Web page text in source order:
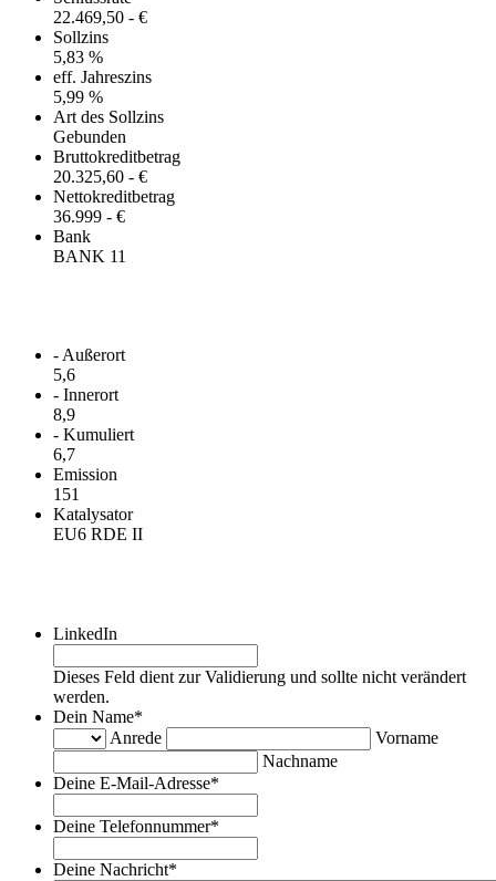
22.469,50 - €
Sollzins
5,83 %
eff. Jahreszins
5,99 %
Art des Sollzins
Gebunden
Bruttokreditbetrag
20.325,60 - €
Nettokreditbetrag
36.999 - €
Bank
BANK 11
- Außerort
5,6
- Innerort
8,9
- Kumuliert
6,7
Emission
151
Katalysator
EU6 RDE II
LinkedIn
Dieses Feld dient zur Validierung und sollte nicht verändert
werden.
Dein Name*
Anrede
Vorname
Nachname
Deine E-Mail-Adresse*
Deine Telefonnummer*
Deine Nachricht*